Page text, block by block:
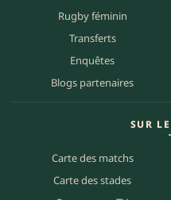
Rugby féminin
Transferts
Enquêtes
Blogs partenaires
SUR
Carte des matchs
Carte des stades